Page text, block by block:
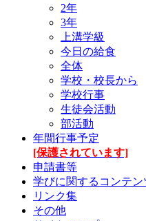
2年
3年
上溝学級
今日の給食
全体
学校・校長から
学校行事
生徒会活動
部活動
年間行事予定
[保護されています]
申請書等
学びに関するコンテン
リンク集
その他